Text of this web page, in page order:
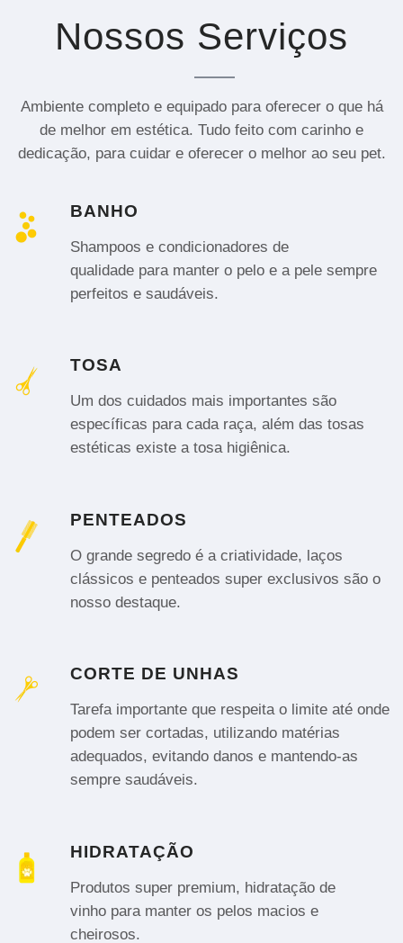
Nossos Serviços
Ambiente completo e equipado para oferecer o que há
de melhor em estética. Tudo feito com carinho e
dedicação, para cuidar e oferecer o melhor ao seu pet.
BANHO
Shampoos e condicionadores de
qualidade para manter o pelo e a pele sempre
perfeitos e saudáveis.
TOSA
Um dos cuidados mais importantes são
específicas para cada raça, além das tosas
estéticas existe a tosa higiênica.
PENTEADOS
O grande segredo é a criatividade, laços
clássicos e penteados super exclusivos são o
nosso destaque.
CORTE DE UNHAS
Tarefa importante que respeita o limite até onde
podem ser cortadas, utilizando matérias
adequados, evitando danos e mantendo-as
sempre saudáveis.
HIDRATAÇÃO
Produtos super premium, hidratação de
vinho para manter os pelos macios e
cheirosos.